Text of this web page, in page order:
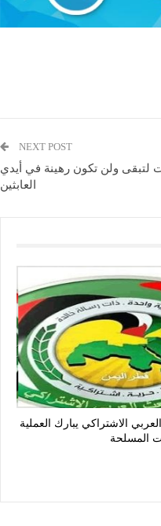
NEXT POST
لتبقى ولن تكون رهينة في أيدي
العابثين
الاشتراكي يبارك العملية
المسلحة